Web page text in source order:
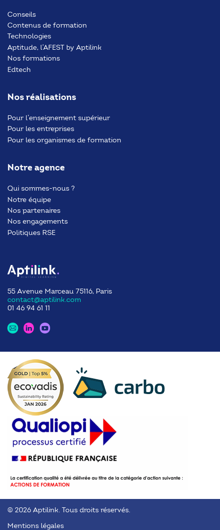
Conseils
Contenus de formation
Technologies
Aptitude, l’AFEST by Aptilink
Nos formations
Edtech
Nos réalisations
Pour l’enseignement supérieur
Pour les entreprises
Pour les organismes de formation
Notre agence
Qui sommes-nous ?
Notre équipe
Nos partenaires
Nos engagements
Politiques RSE
55 Avenue Marceau 75116, Paris
contact@aptilink.com
01 46 94 61 11
© 2026 Aptilink. Tous droits réservés.
Mentions légales